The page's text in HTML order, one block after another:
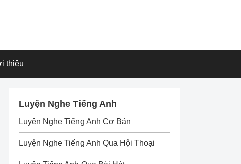
thiệu
Luyện Nghe Tiếng Anh
Luyện Nghe Tiếng Anh Cơ Bản
Luyện Nghe Tiếng Anh Qua Hội Thoại